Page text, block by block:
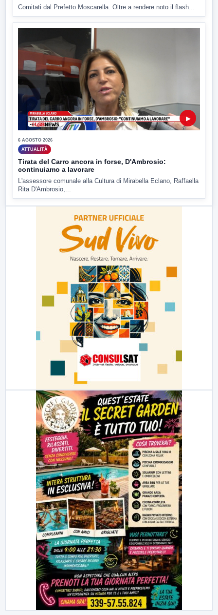
Comitati dal Prefetto Moscarella. Oltre a rendere noto il flash...
▶
6 AGOSTO 2026
ATTUALITÀ
Tirata del Carro ancora in forse, D'Ambrosio:
continuiamo a lavorare
L'assessore comunale alla Cultura di Mirabella Eclano, Raffaella
Rita D'Ambrosio,...